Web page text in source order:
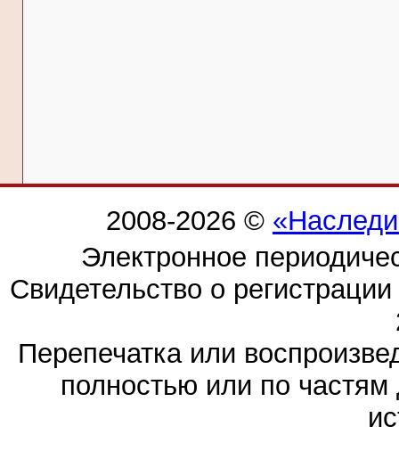
2008-2026 ©
Электронное
Свидетельство о
Перепечатка или
полностью или по частям